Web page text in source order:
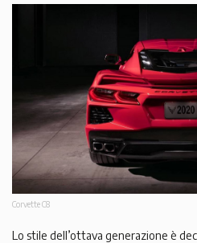
Corvette C8
Lo stile dell’ottava generazione è